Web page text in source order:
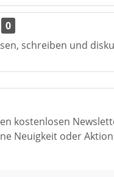
0
schreiben und
kostenlosen
Neuigkeit oder